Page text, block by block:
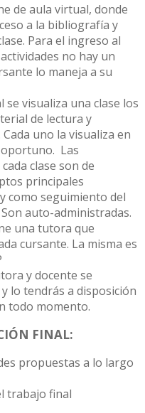
de aula virtual, donde
a la bibliografía y
Para el ingreso al
no hay un
lo maneja a su
se visualiza una clase los
de lectura y
uno la visualiza en
Las
clase son de
principales
como seguimiento del
auto-administradas.
una tutora que
cursante. La misma es
y docente se
lo tendrás a disposición
todo momento.
FINAL:
propuestas a lo largo
trabajo final